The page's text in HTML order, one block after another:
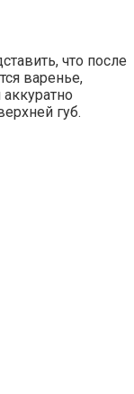
что после
варенье,
губ.